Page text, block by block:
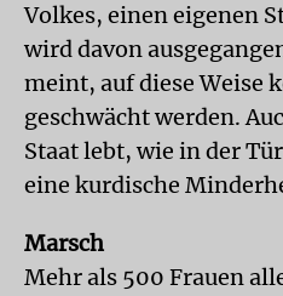
Volkes, einen eigenen
wird davon
meint, auf diese Weise
geschwächt werden.
Staat lebt, wie in der
eine kurdische
Marsch
Mehr als 500 Frauen